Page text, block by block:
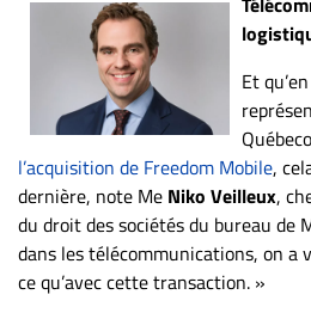
Et
l’acquisition de Freedom Mobile,
dernière, note Me Niko Veilleux,
du droit des sociétés du bureau de
dans les télécommunications, on a
ce qu’avec cette transaction. »